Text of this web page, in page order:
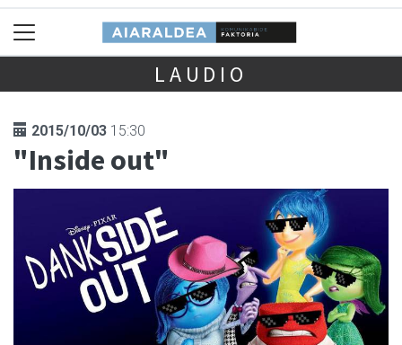
LAUDIO
2015/10/03 15:30
"Inside out"